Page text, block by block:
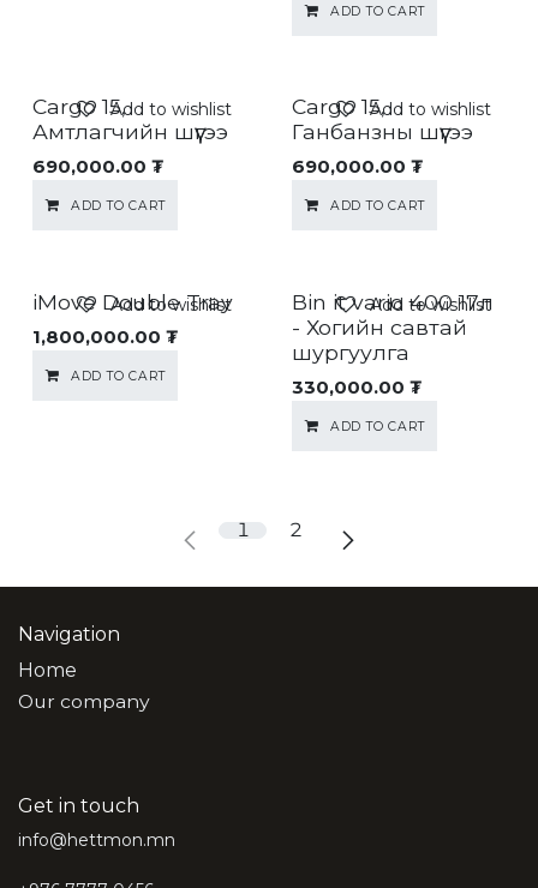
ADD TO CART
Cargo 15,
Амтлагчийн шүүгээ
690,000.00 ₮
ADD TO CART
Add to wishlist
Cargo 15,
Ганбанзны шүүгээ
690,000.00 ₮
ADD TO CART
Add to wishlist
iMove Double Tray
1,800,000.00 ₮
ADD TO CART
Add to wishlist
Bin it vario 400 17л
- Хогийн савтай
шургуулга
330,000.00 ₮
ADD TO CART
Add to wishlist
1 2
Navigation
Home
Our company
Get in touch
info@hettmon.mn